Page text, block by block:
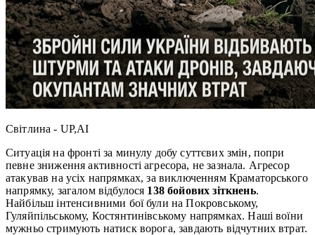
Світлина - UP,AI
Ситуація на фронті за минулу добу суттєвих змін, попри
певне зниження активності агресора, не зазнала. Агресор
атакував на усіх напрямках, за виключенням Краматорського
напрямку, загалом відбулося 138 бойових зіткнень.
Найбільш інтенсивними бої були на Покровському,
Гуляйпільському, Костянтинівському напрямках. Наші воїни
мужньо стримують натиск ворога, завдають відчутних втрат.